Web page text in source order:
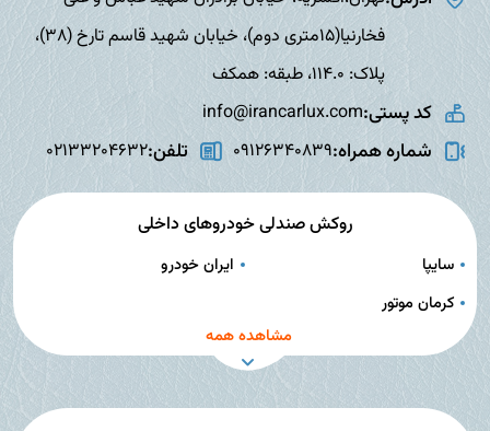
فخارنیا(15متری دوم)، خیابان شهید قاسم تارخ (38)،
پلاک: 114.0، طبقه: همکف
کد پستی:info@irancarlux.com
شماره همراه:09126340839 تلفن:02133204632
روکش صندلی خودروهای داخلی
سایپا
ایران خودرو
کرمان موتور
مشاهده همه